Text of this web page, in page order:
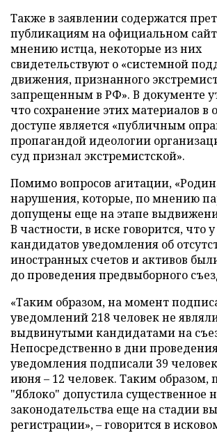
Также в заявлении содержатся
публикациям на официальном
мнению истца, некоторые из них
свидетельствуют о «системной
движения, признанного
запрещенным в РФ». В документе
что сохранение этих материалов в
доступе является «публичным
пропагандой идеологии
суд признал экстремистской».
Помимо вопросов агитации,
нарушения, которые, по мнению
допущены еще на этапе
В частности, в иске говорится, что
кандидатов уведомления об
иностранных счетов и активов
до проведения предвыборного
«Таким образом, на момент
уведомлений 218 человек не
выдвинутыми кандидатами на
Непосредственно в дни
уведомления подписали 39
июня – 12 человек. Таким образом,
"Яблоко" допустила существенное
законодательства еще на стадии
регистрации», – говорится в